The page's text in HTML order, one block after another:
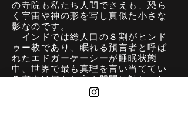
の寺院も私たち人間でさえも、恐ら
く宇宙や神の形を写し真似た小さな
影なのです。
インドでは総人口の８割がヒンド
ゥー教であり、眠れる預言者と呼ば
れたエドガーケーシーが睡眠状態
中、世界で最も真理を言い当ててい
る書物は何かと言う質問に対し、ヒ
ンドゥーのバガヴァットギーターだ
と述べたと言われます。